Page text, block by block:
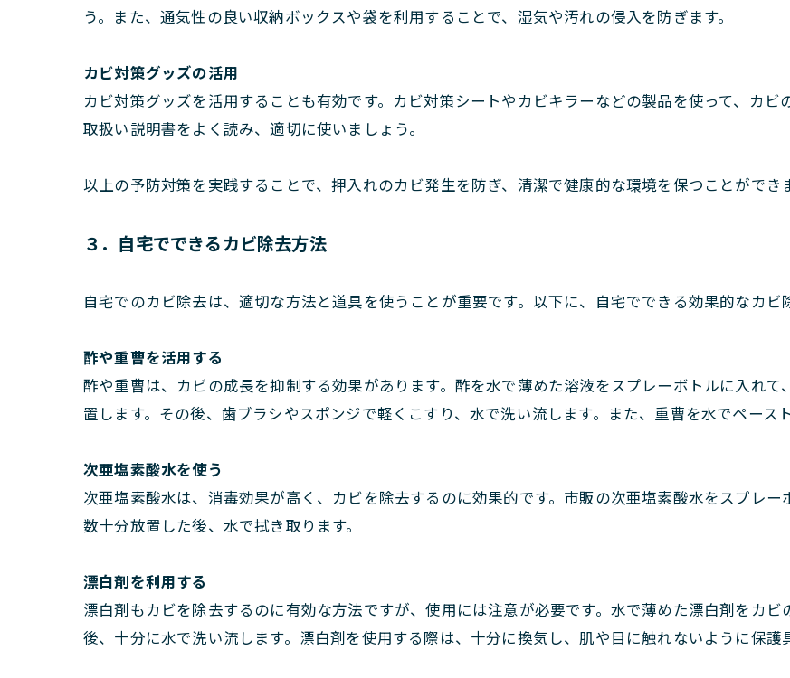
う。また、通気性の良い収納ボックスや袋を利用することで、湿気や汚れの侵入を防ぎます。
カビ対策グッズの活用
カビ対策グッズを活用することも有効です。カビ対策シートやカビキラーなどの製品を使って、カ
取扱い説明書をよく読み、適切に使いましょう。
以上の予防対策を実践することで、押入れのカビ発生を防ぎ、清潔で健康的な環境を保つことができま
３．自宅でできるカビ除去方法
自宅でのカビ除去は、適切な方法と道具を使うことが重要です。以下に、自宅でできる効果的なカビ
酢や重曹を活用する
酢や重曹は、カビの成長を抑制する効果があります。酢を水で薄めた溶液をスプレーボトルに入れ
置します。その後、歯ブラシやスポンジで軽くこすり、水で洗い流します。また、重曹を水でペース
次亜塩素酸水を使う
次亜塩素酸水は、消毒効果が高く、カビを除去するのに効果的です。市販の次亜塩素酸水をスプレー
数十分放置した後、水で拭き取ります。
漂白剤を利用する
漂白剤もカビを除去するのに有効な方法ですが、使用には注意が必要です。水で薄めた漂白剤をカ
後、十分に水で洗い流します。漂白剤を使用する際は、十分に換気し、肌や目に触れないように保護